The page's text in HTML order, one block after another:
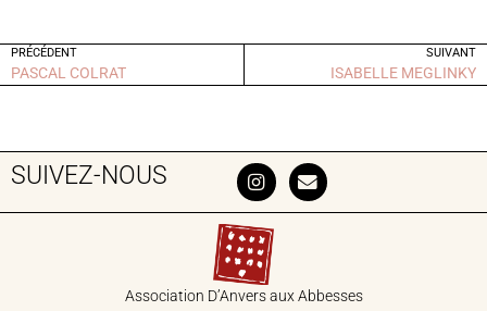
PRÉCÉDENT
PASCAL COLRAT
SUIVANT
ISABELLE MEGLINKY
SUIVEZ-NOUS
Association D’Anvers aux Abbesses